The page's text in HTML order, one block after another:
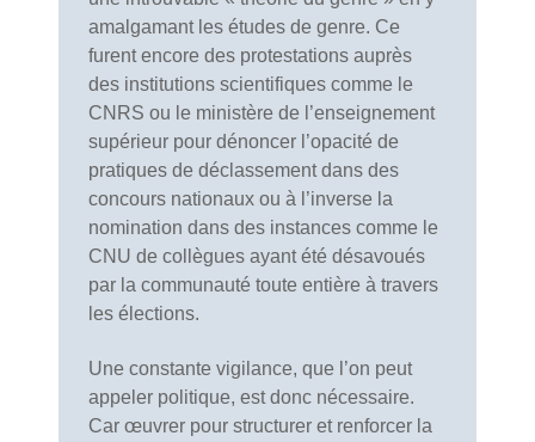
amalgamant les études de genre. Ce
furent encore des protestations auprès
des institutions scientifiques comme le
CNRS ou le ministère de l’enseignement
supérieur pour dénoncer l’opacité de
pratiques de déclassement dans des
concours nationaux ou à l’inverse la
nomination dans des instances comme le
CNU de collègues ayant été désavoués
par la communauté toute entière à travers
les élections.
Une constante vigilance, que l’on peut
appeler politique, est donc nécessaire.
Car œuvrer pour structurer et renforcer la